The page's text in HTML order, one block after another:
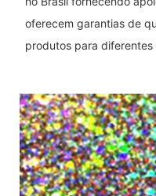
oferecem garantias de
produtos para diferentes